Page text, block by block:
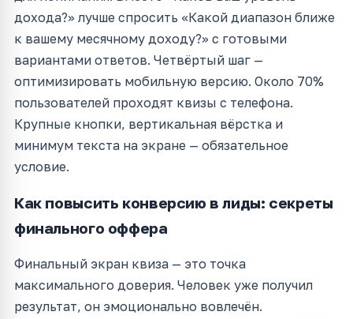
дохода?» лучше спросить «Какой диапазон ближе
к вашему месячному доходу?» с готовыми
вариантами ответов. Четвёртый шаг —
оптимизировать мобильную версию. Около 70%
пользователей проходят квизы с телефона.
Крупные кнопки, вертикальная вёрстка и
минимум текста на экране — обязательное
условие.
Как повысить конверсию в лиды: секреты
финального оффера
Финальный экран квиза — это точка
максимального доверия. Человек уже получил
результат, он эмоционально вовлечён.